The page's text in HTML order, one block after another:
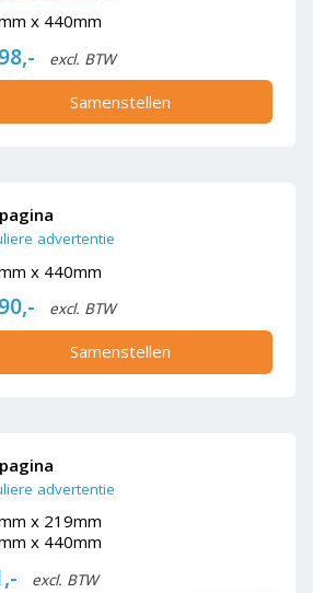
x 440mm
excl. BTW
Samenstellen
advertentie
x 440mm
excl. BTW
Samenstellen
advertentie
x 219mm
x 440mm
excl. BTW